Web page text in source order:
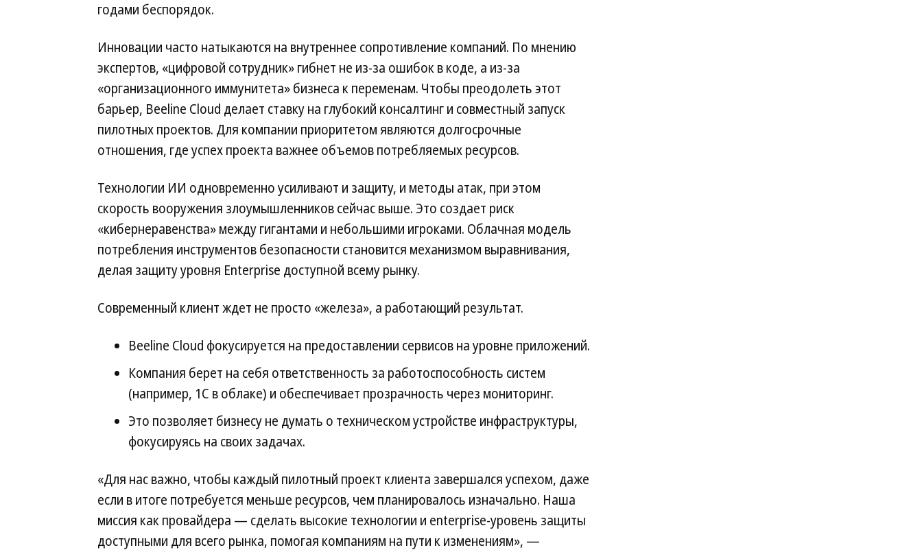
годами беспорядок.
Инновации часто натыкаются на внутреннее сопротивление компаний. По мнению
экспертов, «цифровой сотрудник» гибнет не из-за ошибок в коде, а из-за
«организационного иммунитета» бизнеса к переменам. Чтобы преодолеть этот
барьер, Beeline Cloud делает ставку на глубокий консалтинг и совместный запуск
пилотных проектов. Для компании приоритетом являются долгосрочные
отношения, где успех проекта важнее объемов потребляемых ресурсов.
Технологии ИИ одновременно усиливают и защиту, и методы атак, при этом
скорость вооружения злоумышленников сейчас выше. Это создает риск
«кибернеравенства» между гигантами и небольшими игроками. Облачная модель
потребления инструментов безопасности становится механизмом выравнивания,
делая защиту уровня Enterprise доступной всему рынку.
Современный клиент ждет не просто «железа», а работающий результат.
Beeline Cloud фокусируется на предоставлении сервисов на уровне приложений.
Компания берет на себя ответственность за работоспособность систем
(например, 1С в облаке) и обеспечивает прозрачность через мониторинг.
Это позволяет бизнесу не думать о техническом устройстве инфраструктуры,
фокусируясь на своих задачах.
«Для нас важно, чтобы каждый пилотный проект клиента завершался успехом, даже
если в итоге потребуется меньше ресурсов, чем планировалось изначально. Наша
миссия как провайдера — сделать высокие технологии и enterprise-уровень защиты
доступными для всего рынка, помогая компаниям на пути к изменениям», —